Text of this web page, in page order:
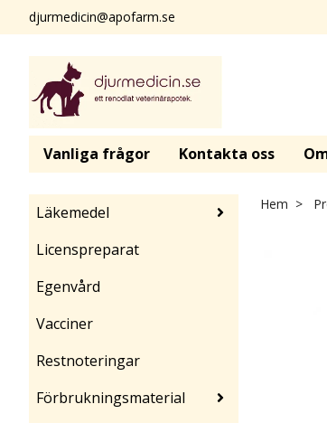
djurmedicin@apofarm.se
Vanliga frågor Kontakta oss
Läkemedel
Licenspreparat
Egenvård
Vacciner
Restnoteringar
Förbrukningsmaterial
Hem